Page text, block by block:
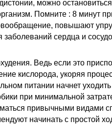
можно
Помните : 8 минут
повышают
сердца и
. Ведь если это
кислорода, укоряя
питании начнет
при минимальной
привычными видами
начинать с простой